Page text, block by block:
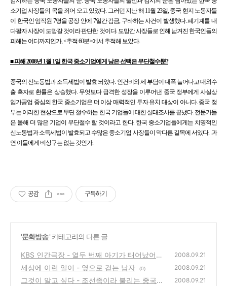
소기업 사장들의 목을 죄어 오고 있었다. 그러던 지난 해 11월 23일, 중국 현지 노동자들
이 한국인 임직원 7명을 공장 안에 7일간 감금, 구타하는 사건이 발생했다. 폐기계를 내
다팔자 사장이 도망갈 것이라 판단한 것이다. 도망간 사장들로 인해 남겨진 한국인들의
피해는 어디까지인가, <추적 60분>에서 추적해 보았다.
■ 피해 2008년 1월 1일 한국 중소기업에게 남은 선택은 무단철수뿐?
중국의 신노동법과 소득세법이 발효 되었다. 인건비와 세 부담이 대폭 늘어나고 대외수
출 흑자로 환률은 상승했다. 무엇보다 급격한 성장을 이루어낸 중국 정부에게 사실상
임가공업 중심의 한국 중소기업은 더 이상 매력적인 투자 유치 대상이 아니다. 중국 정
부는 이러한 현상으로 무단 철수하는 한국 기업들에 대한 실태조사를 끝냈다. 전문가들
은 올해 더 많은 기업이 무단철수 할 것이라고 한다. 한국 중소기업들에게는 치명적인
신노동법과 소득세법이 발효되고 수많은 중소기업 사장들이 막다른 길목에 서있다. 과
연 이들에게 비상구는 없는 것인가.
공감 구독하기
'문화방송' 카테고리의 다른 글
KBS 인간극장 - 열두 번째 아기가 태어났어요
(0)
2008.09.21
세상에 이런 일이 - 옆으로 걷는 남자 (0) 2008.09.21
그것이 알고 싶다 - 조선족이라 불리는 중국동
2008.09.21